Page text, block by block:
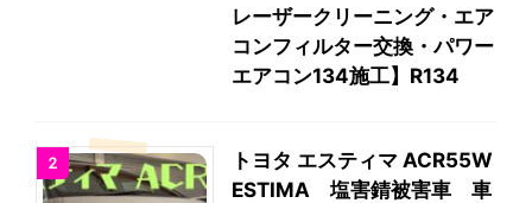
レーザークリーニング・エア
コンフィルター交換・パワー
エアコン134施工】R134
2
トヨタ エスティマ ACR55W
ESTIMA 塩害錆被害車 車